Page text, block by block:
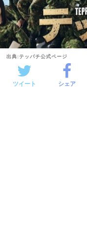
出典:テッパチ公式ページ
ツイート シェア